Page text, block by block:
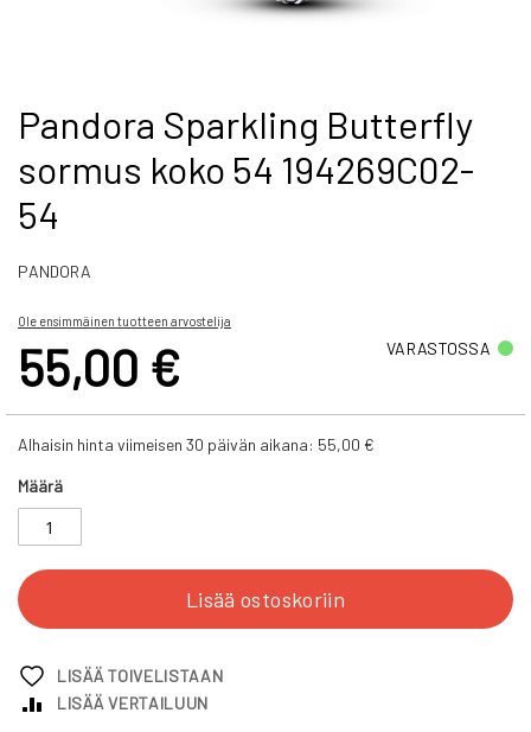
Skip
to
beginning
of
the
gallery
Pandora Sparkling Butterfly
sormus koko 54 194269C02-
54
PANDORA
Ole ensimmäinen tuotteen arvostelija
55,00 € VARASTOSSA
Alhaisin hinta viimeisen 30 päivän aikana: 55,00 €
Määrä
Lisää ostoskoriin
LISÄÄ TOIVELISTAAN
LISÄÄ VERTAILUUN